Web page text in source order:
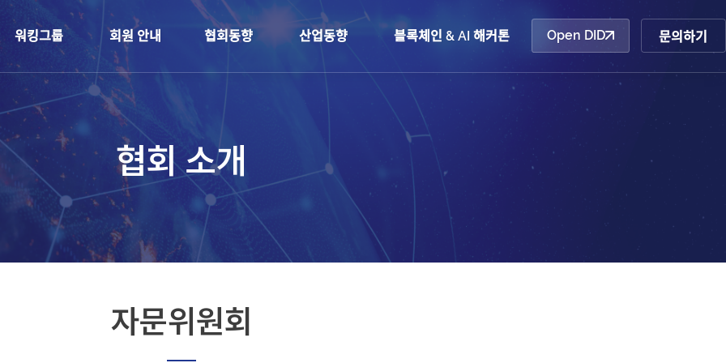
워킹그룹 회원 안내 협회동향 산업동향 블록체인 & AI 해커톤 Open DID
협회 소개